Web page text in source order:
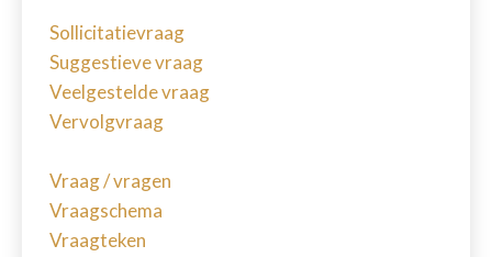
Sollicitatievraag
Suggestieve vraag
Veelgestelde vraag
Vervolgvraag
Vraag / vragen
Vraagschema
Vraagteken